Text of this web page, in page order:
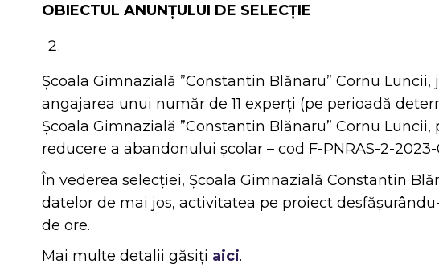
OBIECTUL ANUNȚULUI DE SELECȚIE
Școala Gimnazială ”Constantin Blănaru” Cornu
angajarea unui număr de 11 experți (pe perioadă
Școala Gimnazială ”Constantin Blănaru” Cornu
reducere a abandonului școlar – cod F-PNRAS-2-2023-
În vederea selecției, Școala Gimnazială Constantin
datelor de mai jos, activitatea pe proiect
de ore.
Mai multe detalii găsiți aici.